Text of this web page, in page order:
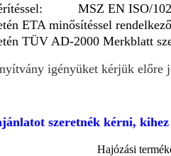
MSZ EN ISO/
ETA minősítéssel
TÜV AD-2000 Merkblatt
igényüket kérjük előre
szeretnék kérni,
Hajózási